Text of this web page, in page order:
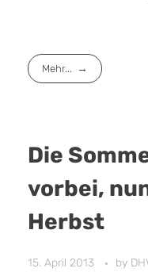
Mehr...
Die
vorbei,
Herbst
15. April 2013 by